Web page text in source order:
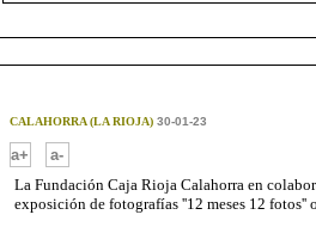
CALAHORRA (LA RIOJA)30-01-23
a+
a-
La Fundación Caja Rioja Calahorra en
exposición de fotografías ''12 meses 12 fotos''